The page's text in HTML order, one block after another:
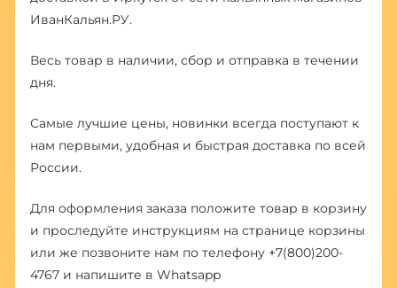
ИванКальян.РУ.
Весь товар в наличии, сбор и отправка в течении
дня.
Самые лучшие цены, новинки всегда поступают к
нам первыми, удобная и быстрая доставка по всей
России.
Для оформления заказа положите товар в корзину
и проследуйте инструкциям на странице корзины
или же позвоните нам по телефону +7(800)200-
4767и напишите в Whatsapp